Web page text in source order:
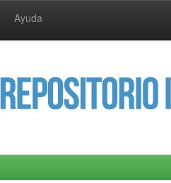
Ayuda